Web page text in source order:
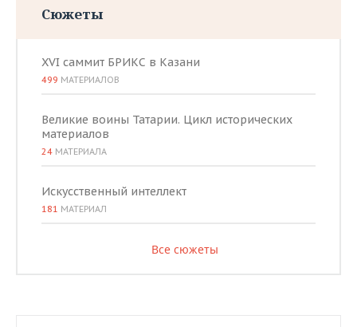
Сюжеты
XVI саммит БРИКС в Казани
499 МАТЕРИАЛОВ
Великие воины Татарии. Цикл исторических
материалов
24 МАТЕРИАЛА
Искусственный интеллект
181 МАТЕРИАЛ
Все сюжеты